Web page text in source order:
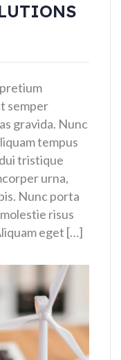
semper
gravida. Nunc
tempus
tristique
urna,
Nunc porta
risus
eget […]